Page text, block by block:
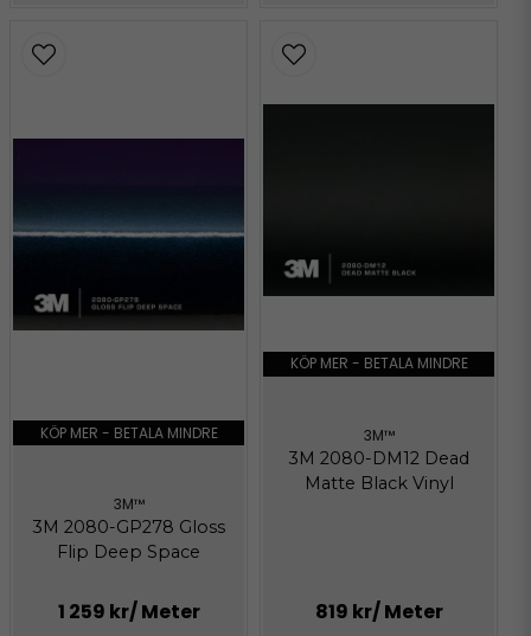
KÖP MER - BETALA MINDRE
3M™
3M 2080-GP278 Gloss
Flip Deep Space
1 259 kr/ Meter
KÖP MER - BETALA MINDRE
3M™
3M 2080-DM12 Dead
Matte Black Vinyl
819 kr/ Meter